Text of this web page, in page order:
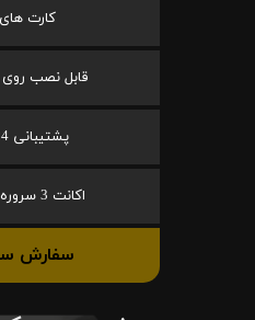
کارت
قابل نصب روی
پشتیبانی 24 ساعته
اکانت 3 سروره فول آپشن
سفارش